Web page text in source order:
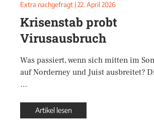
Extra nachgefragt | 22. April 2026
Krisenstab probt
Virusausbruch
Was passiert, wenn sich mitten im
auf Norderney und Juist ausbreitet?
…
Artikel lesen